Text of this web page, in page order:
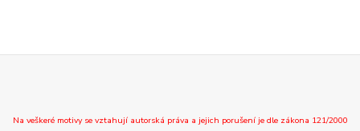
Na veškeré motivy se vztahují autorská práva a jejich porušení je dle zákona 121/2000